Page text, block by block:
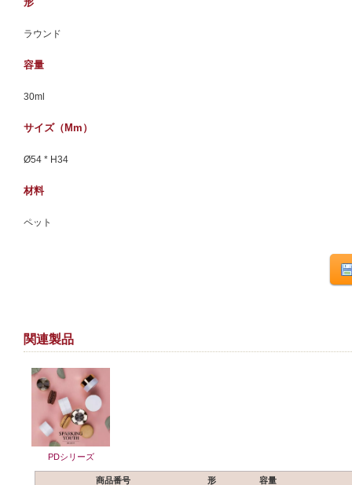
ラウンド
容量
30ml
サイズ（mm）
Ø54 * H34
材料
ペット
関連製品
PDシリーズ
商品番号 形
容量